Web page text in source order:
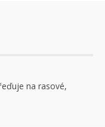
na rasové,